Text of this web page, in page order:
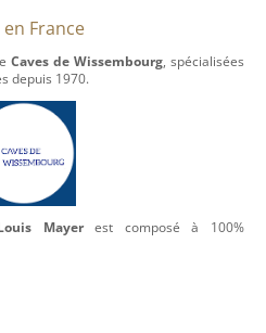
France
Caves de Wissembourg, spécialisées
depuis 1970.
Mayerest composé à 100%